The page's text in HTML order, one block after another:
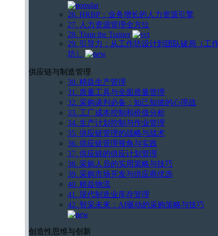
26. HRBP：业务增长的人力资源引擎
27. 人力资源管理全方位
28. Train the Trainer
29. 引导力：从工作坊设计到团队破局（工
坊）
供应链与制造管理
30. 精益生产管理
31. 质量工具与全面质量管理
32. 采购谈判必备：知己知彼的心理战
33. 工厂成本控制和价值分析
34. 生产计划控制与作业管理
35. 供应链管理的战略与战术
36. 供应链管理视角与实践
37. 供应链的供应计划管理
38. 采购人员的实用策略与技巧
39. 采购市场开发与供应商优选
40. 精益物流
41. 现代制造业库存管理
42. 智采未来：AI驱动的采购策略与技巧
创造性思维与创新